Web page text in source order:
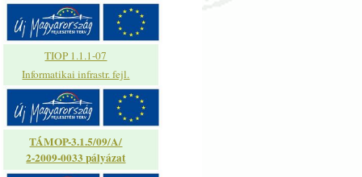
TIOP 1.1.1-07
Informatikai infrastr. fejl.
TÁMOP-3.1.5/09/A/
2-2009-0033 pályázat